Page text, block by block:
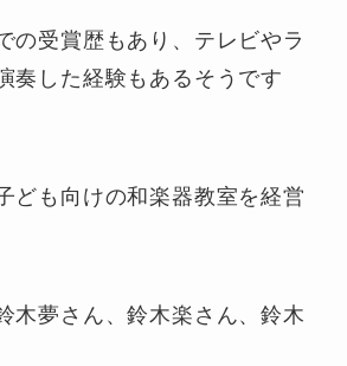
の受賞歴もあり、テレビやラ
奏した経験もあるそうです
ども向けの和楽器教室を経営
木夢さん、鈴木楽さん、鈴木